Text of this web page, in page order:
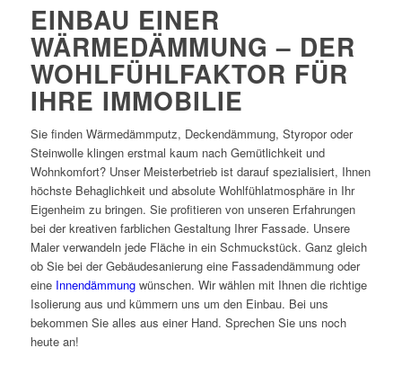
EINBAU EINER
WÄRMEDÄMMUNG – DER
WOHLFÜHLFAKTOR FÜR
IHRE IMMOBILIE
Sie finden Wärmedämmputz, Deckendämmung, Styropor oder
Steinwolle klingen erstmal kaum nach Gemütlichkeit und
Wohnkomfort? Unser Meisterbetrieb ist darauf spezialisiert, Ihnen
höchste Behaglichkeit und absolute Wohlfühlatmosphäre in Ihr
Eigenheim zu bringen. Sie profitieren von unseren Erfahrungen
bei der kreativen farblichen Gestaltung Ihrer Fassade. Unsere
Maler verwandeln jede Fläche in ein Schmuckstück. Ganz gleich
ob Sie bei der Gebäudesanierung eine Fassadendämmung oder
eine Innendämmungwünschen. Wir wählen mit Ihnen die richtige
Isolierung aus und kümmern uns um den Einbau. Bei uns
bekommen Sie alles aus einer Hand. Sprechen Sie uns noch
heute an!